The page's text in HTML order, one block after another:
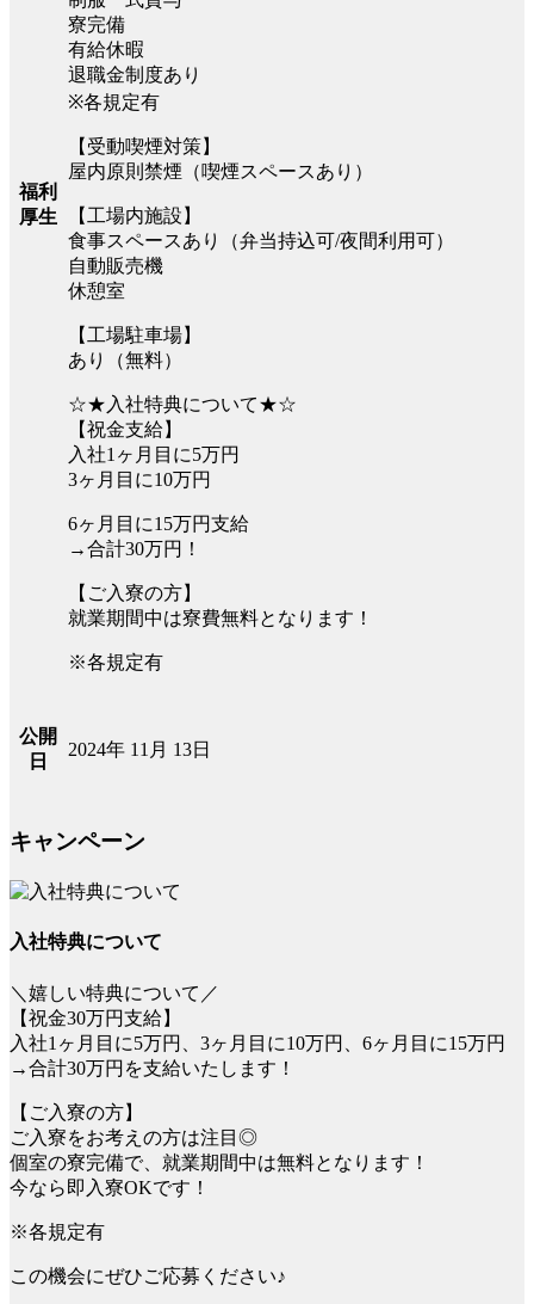
福利
厚生
寮完備
有給休暇
退職金制度あり
※各規定有
【受動喫煙対策】
屋内原則禁煙（喫煙スペースあり）
【工場内施設】
食事スペースあり（弁当持込可/夜間利用可）
自動販売機
休憩室
【工場駐車場】
あり（無料）
☆★入社特典について★☆
【祝金支給】
入社1ヶ月目に5万円
3ヶ月目に10万円
6ヶ月目に15万円支給
→合計30万円！
【ご入寮の方】
就業期間中は寮費無料となります！
※各規定有
公開
日
2024年 11月 13日
キャンペーン
入社特典について
＼嬉しい特典について／
【祝金30万円支給】
入社1ヶ月目に5万円、3ヶ月目に10万円、6ヶ月目に15万円
→合計30万円を支給いたします！
【ご入寮の方】
ご入寮をお考えの方は注目◎
個室の寮完備で、就業期間中は無料となります！
今なら即入寮OKです！
※各規定有
この機会にぜひご応募ください♪